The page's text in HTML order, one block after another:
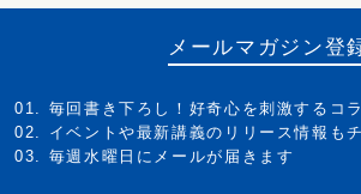
メールマガジン登
毎回書き下ろし！好奇心を刺激するコ
イベントや最新講義のリリース情報も
毎週水曜日にメールが届きます